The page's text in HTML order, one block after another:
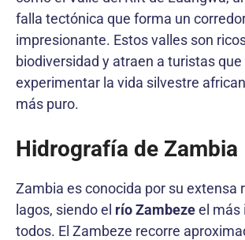
falla tectónica que forma un
impresionante. Estos valles son
biodiversidad y atraen a turistas que
experimentar la vida silvestre
más puro.
Hidrografía de Zambia
Zambia es conocida por su extensa
lagos, siendo el río Zambezeel más
todos. El Zambeze recorre